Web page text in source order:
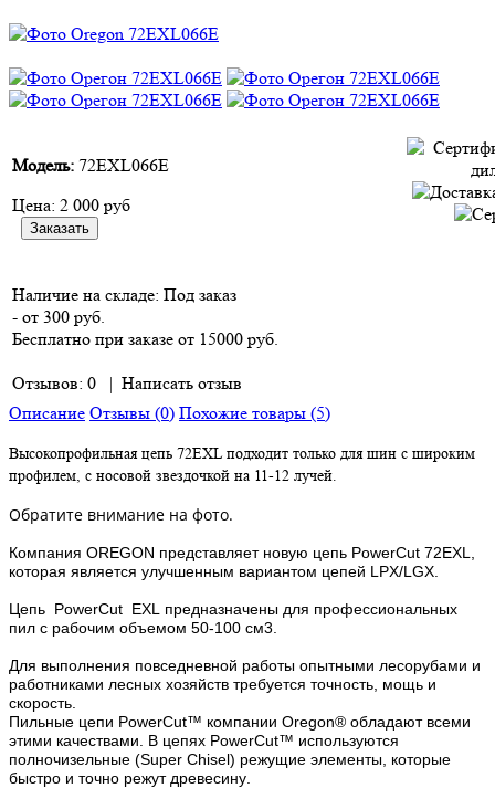
Модель: 72EXL066E
Цена: 2 000 руб
Наличие на складе: Под заказ
- от 300 руб.
Бесплатно при заказе от 15000 руб.
Отзывов: 0 | Написать отзыв
Описание Отзывы (0) Похожие товары (5)
Высокопрофильная цепь 72EXL подходит только для шин с широким
профилем, с носовой звездочкой на 11-12 лучей.
Обратите внимание на фото.
Компания OREGON представляет новую цепь PowerCut 72EXL,
которая является улучшенным вариантом цепей LPX/LGX.
Цепь PowerCut EXL предназначены для профессиональных
пил с рабочим объемом 50-100 см3.
Для выполнения повседневной работы опытными лесорубами и
работниками лесных хозяйств требуется точность, мощь и
скорость.
Пильные цепи PowerCut™ компании Oregon® обладают всеми
этими качествами. В цепях PowerCut™ используются
полночизельные (Super Chisel) режущие элементы, которые
быстро и точно режут древесину.